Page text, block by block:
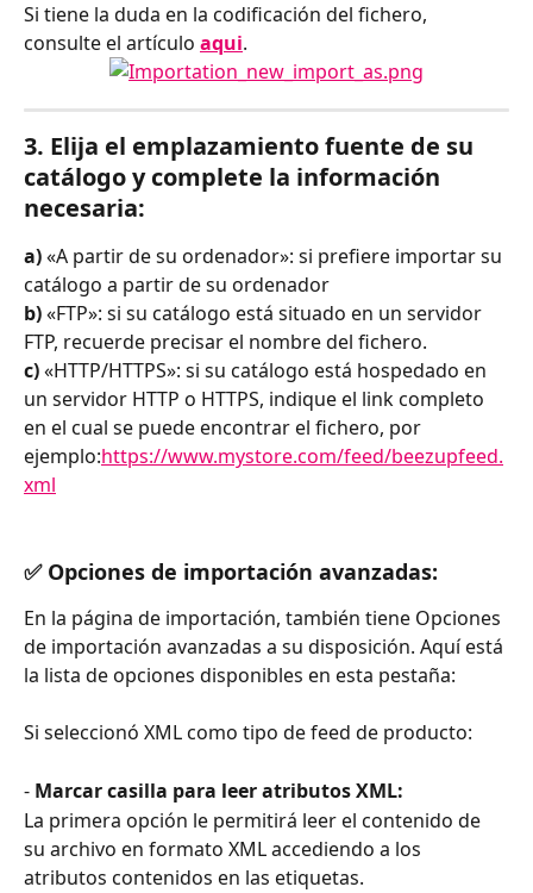
Si tiene la duda en la codificación del fichero,
consulte el artículo aqui.
3. Elija el emplazamiento fuente de su
catálogo y complete la información
necesaria:
a) «A partir de su ordenador»: si prefiere importar su
catálogo a partir de su ordenador
b) «FTP»: si su catálogo está situado en un servidor
FTP, recuerde precisar el nombre del fichero.
c) «HTTP/HTTPS»: si su catálogo está hospedado en
un servidor HTTP o HTTPS, indique el link completo
en el cual se puede encontrar el fichero, por
ejemplo:https://www.mystore.com/feed/beezupfeed.
xml
✅ Opciones de importación avanzadas:
En la página de importación, también tiene Opciones
de importación avanzadas a su disposición. Aquí está
la lista de opciones disponibles en esta pestaña:
Si seleccionó XML como tipo de feed de producto:
- Marcar casilla para leer atributos XML:
La primera opción le permitirá leer el contenido de
su archivo en formato XML accediendo a los
atributos contenidos en las etiquetas.